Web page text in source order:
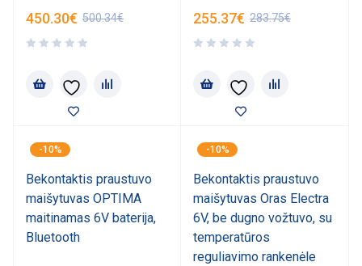
500.34€
450.30€ 283.75€
255.37€
-10%
Bekontaktis praustuvo
maišytuvas OPTIMA
maitinamas 6V baterija,
Bluetooth
-10%
Bekontaktis praustuvo
maišytuvas Oras Electra
6V, be dugno vožtuvo, su
temperatūros
reguliavimo rankenėle